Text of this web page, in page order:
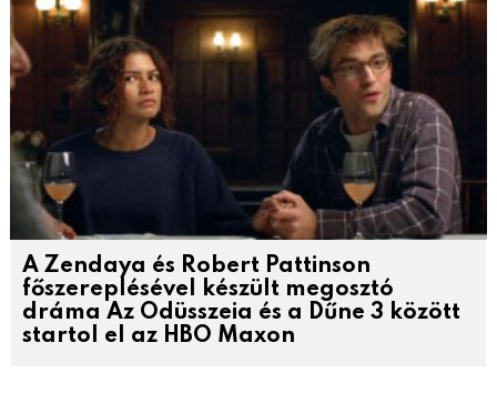
A Zendaya és Robert Pattinson
főszereplésével készült megosztó
dráma Az Odüsszeia és a Dűne 3 között
startol el az HBO Maxon